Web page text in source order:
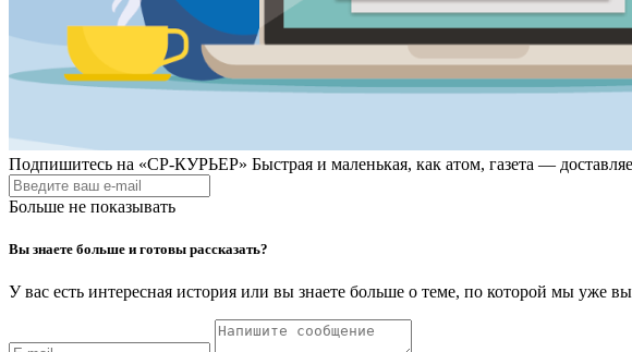
Подпишитесь на «СР-КУРЬЕР» Быстрая и маленькая, как атом, газета —
Больше не показывать
Вы знаете больше и готовы рассказать?
У вас есть интересная история или вы знаете больше о теме, по которой мы